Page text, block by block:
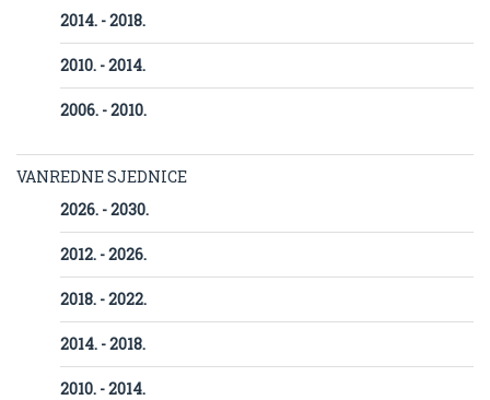
2014. - 2018.
2010. - 2014.
2006. - 2010.
VANREDNE SJEDNICE
2026. - 2030.
2012. - 2026.
2018. - 2022.
2014. - 2018.
2010. - 2014.